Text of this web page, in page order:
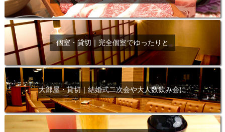
個室・貸切｜完全個室でゆったりと
大部屋・貸切｜結婚式二次会や大人数飲み会に